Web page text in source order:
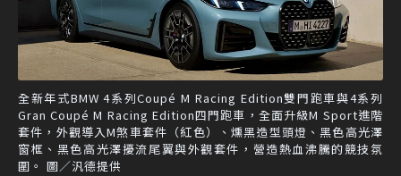
全新年式BMW 4系列Coupé M Racing Edition雙門跑車與4系列
Gran Coupé M Racing Edition四門跑車，全面升級M Sport進階
套件，外觀導入M煞車套件（紅色）、燻黑造型頭燈、黑色高光澤
窗框、黑色高光澤擾流尾翼與外觀套件，營造熱血沸騰的競技氛
圍。 圖／汎德提供